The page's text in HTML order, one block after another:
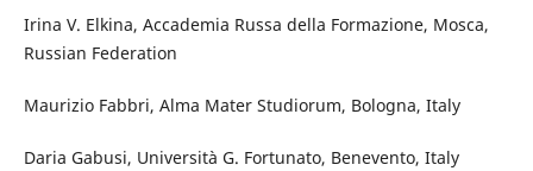
Irina V. Elkina, Accademia Russa della Formazione, Mosca,
Russian Federation
Maurizio Fabbri, Alma Mater Studiorum, Bologna, Italy
Daria Gabusi, Università G. Fortunato, Benevento, Italy